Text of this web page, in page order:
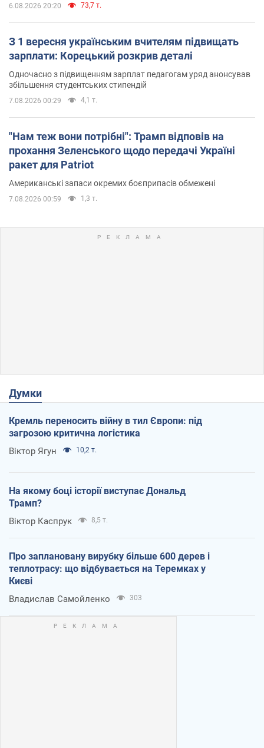
6.08.2026 20:20 73,7 т.
З 1 вересня українським вчителям підвищать
зарплати: Корецький розкрив деталі
Одночасно з підвищенням зарплат педагогам уряд анонсував
збільшення студентських стипендій
7.08.2026 00:29 4,1 т.
"Нам теж вони потрібні": Трамп відповів на
прохання Зеленського щодо передачі Україні
ракет для Patriot
Американські запаси окремих боєприпасів обмежені
7.08.2026 00:59 1,3 т.
Думки
Кремль переносить війну в тил Європи: під
загрозою критична логістика
Віктор Ягун 10,2 т.
На якому боці історії виступає Дональд
Трамп?
Віктор Каспрук 8,5 т.
Про заплановану вирубку більше 600 дерев і
теплотрасу: що відбувається на Теремках у
Києві
Владислав Самойленко 303